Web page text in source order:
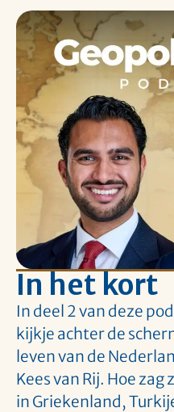
In het kort
In deel 2 van deze
kijkje achter de
leven van de
Kees van Rij. Hoe
in Griekenland,